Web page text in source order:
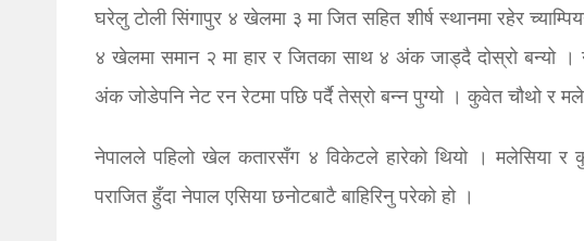
घरेलु टोली सिंगापुर ४ खेलमा ३ मा जित सहित शीर्ष स्थानमा रहेर
४ खेलमा समान २ मा हार र जितका साथ ४ अंक जाड्दै दोस्रो बन्यो
अंक जोडेपनि नेट रन रेटमा पछि पर्दै तेस्रो बन्न पुग्यो । कुवेत चौथो र
नेपालले पहिलो खेल कतारसँग ४ विकेटले हारेको थियो । मलेसिया र
पराजित हुँदा नेपाल एसिया छनोटबाटै बाहिरिनु परेको हो ।